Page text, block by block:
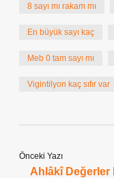
8 sayı mı rakam mı
En büyük sayı kaç
Meb 0 tam sayı mı
Vigintilyon kaç sıfır var
Önceki Yazı
Ahlâkî Değerler